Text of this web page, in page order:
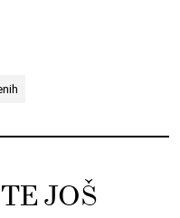
JOŠ